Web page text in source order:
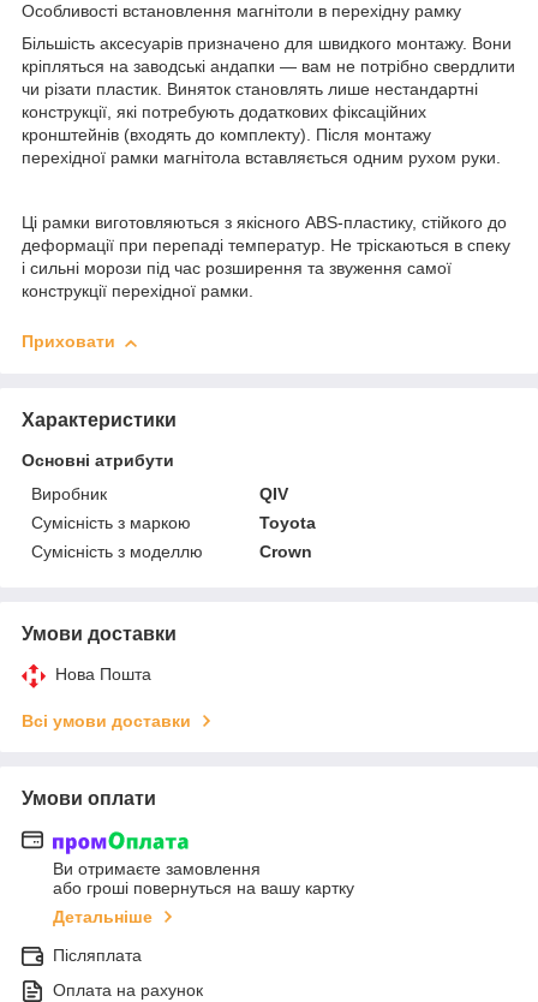
Особливості встановлення магнітоли в перехідну рамку
Більшість аксесуарів призначено для швидкого монтажу. Вони
кріпляться на заводські андапки — вам не потрібно свердлити
чи різати пластик. Виняток становлять лише нестандартні
конструкції, які потребують додаткових фіксаційних
кронштейнів (входять до комплекту). Після монтажу
перехідної рамки магнітола вставляється одним рухом руки.
Ці рамки виготовляються з якісного ABS-пластику, стійкого до
деформації при перепаді температур. Не тріскаються в спеку
і сильні морози під час розширення та звуження самої
конструкції перехідної рамки.
Приховати
Характеристики
Основні атрибути
Виробник
QIV
Сумісність з маркою
Toyota
Сумісність з моделлю
Crown
Умови доставки
Нова Пошта
Всі умови доставки
Умови оплати
Ви отримаєте замовлення
або гроші повернуться на вашу картку
Детальніше
Післяплата
Оплата на рахунок